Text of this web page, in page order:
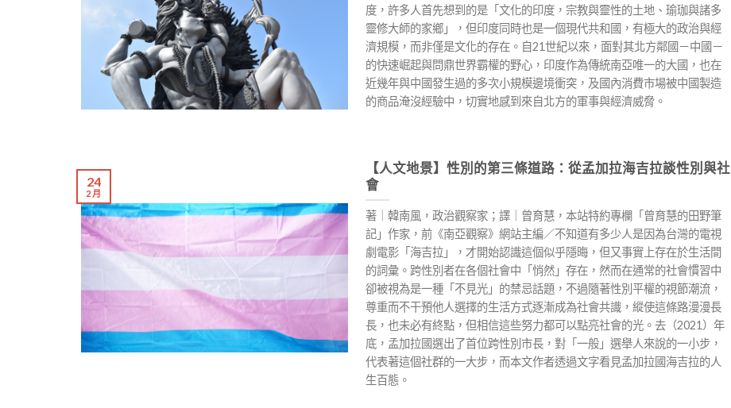
度，許多人首先想到的是「文化的印度，宗教與靈性的土地、瑜珈與諸多
靈修大師的家鄉」，但印度同時也是一個現代共和國，有極大的政治與經
濟規模，而非僅是文化的存在。自21世紀以來，面對其北方鄰國－中國－
的快速崛起與問鼎世界霸權的野心，印度作為傳統南亞唯一的大國，也在
近幾年與中國發生過的多次小規模邊境衝突，及國內消費市場被中國製造
的商品淹沒經驗中，切實地感到來自北方的軍事與經濟威脅。
【人文地景】性別的第三條道路：從孟加拉海吉拉談性別與社
會
著｜韓南風，政治觀察家；譯｜曾育慧，本站特約專欄「曾育慧的田野筆
記」作家，前《南亞觀察》網站主編／不知道有多少人是因為台灣的電視
劇電影「海吉拉」，才開始認識這個似乎隱晦，但又事實上存在於生活間
的詞彙。跨性別者在各個社會中「悄然」存在，然而在通常的社會慣習中
卻被視為是一種「不見光」的禁忌話題，不過隨著性別平權的視節潮流，
尊重而不干預他人選擇的生活方式逐漸成為社會共識，縱使這條路漫漫長
長，也未必有終點，但相信這些努力都可以點亮社會的光。去（2021）年
底，孟加拉國選出了首位跨性別市長，對「一般」選舉人來說的一小步，
代表著這個社群的一大步，而本文作者透過文字看見孟加拉國海吉拉的人
生百態。
24
2 月